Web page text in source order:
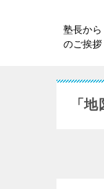
塾長から
のご挨拶
「